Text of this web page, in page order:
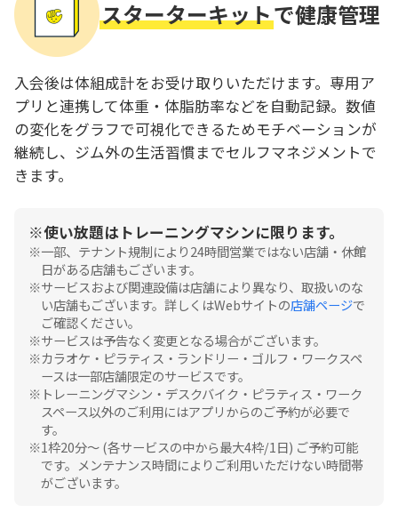
スターターキットで健康管理
入会後は体組成計をお受け取りいただけます。専用ア
プリと連携して体重・体脂肪率などを自動記録。数値
の変化をグラフで可視化できるためモチベーションが
継続し、ジム外の生活習慣までセルフマネジメントで
きます。
使い放題はトレーニングマシンに限ります。
一部、テナント規制により24時間営業ではない店舗・休館
日がある店舗もございます。
サービスおよび関連設備は店舗により異なり、取扱いのな
い店舗もございます。詳しくはWebサイトの店舗ページで
ご確認ください。
サービスは予告なく変更となる場合がございます。
カラオケ・ピラティス・ランドリー・ゴルフ・ワークスペ
ースは一部店舗限定のサービスです。
トレーニングマシン・デスクバイク・ピラティス・ワーク
スペース以外のご利用にはアプリからのご予約が必要で
す。
1枠20分〜 (各サービスの中から最大4枠/1日) ご予約可能
です。メンテナンス時間によりご利用いただけない時間帯
がございます。